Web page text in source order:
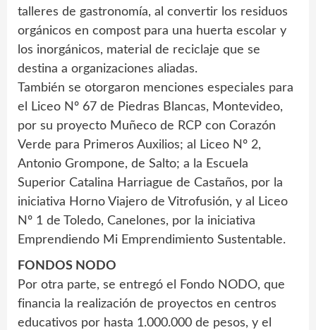
talleres de gastronomía, al convertir los residuos
orgánicos en compost para una huerta escolar y
los inorgánicos, material de reciclaje que se
destina a organizaciones aliadas.
También se otorgaron menciones especiales para
el Liceo Nº 67 de Piedras Blancas, Montevideo,
por su proyecto Muñeco de RCP con Corazón
Verde para Primeros Auxilios; al Liceo Nº 2,
Antonio Grompone, de Salto; a la Escuela
Superior Catalina Harriague de Castaños, por la
iniciativa Horno Viajero de Vitrofusión, y al Liceo
Nº 1 de Toledo, Canelones, por la iniciativa
Emprendiendo Mi Emprendimiento Sustentable.
FONDOS NODO
Por otra parte, se entregó el Fondo NODO, que
financia la realización de proyectos en centros
educativos por hasta 1.000.000 de pesos, y el